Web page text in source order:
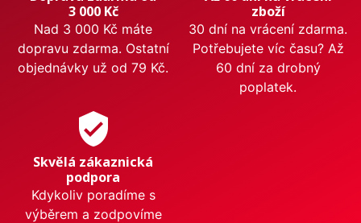
3 000 Kč
Nad 3 000 Kč máte
dopravu zdarma. Ostatní
objednávky už od 79 Kč.
zboží
30 dní na vrácení zdarma.
Potřebujete víc času? Až
60 dní za drobný
poplatek.
verified_user
Skvělá zákaznická
podpora
Kdykoliv poradíme s
výběrem a zodpovíme